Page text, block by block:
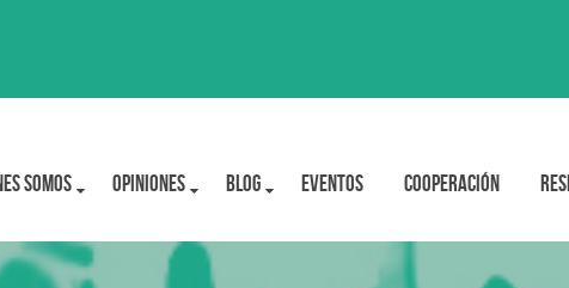
Somos OPINIONES BLOG Eventos Cooperación